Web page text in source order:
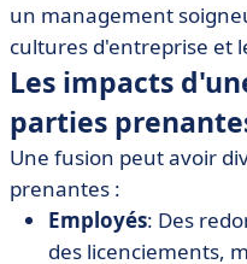
un management
cultures d'entreprise et
Les impacts
parties
Une fusion peut avoir
prenantes :
Employés: Des
des licenciements,